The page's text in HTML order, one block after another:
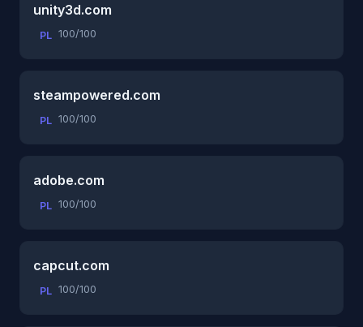
unity3d.com
PL 100/100
steampowered.com
PL 100/100
adobe.com
PL 100/100
capcut.com
PL 100/100